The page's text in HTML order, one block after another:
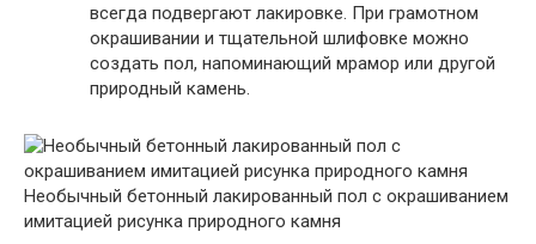
всегда подвергают лакировке. При грамотном
окрашивании и тщательной шлифовке можно
создать пол, напоминающий мрамор или другой
природный камень.
Необычный бетонный лакированный пол с окрашиванием
имитацией рисунка природного камня